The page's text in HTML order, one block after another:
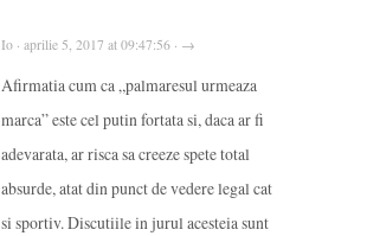
Io · aprilie 5, 2017 at 09:47:56 · →
Afirmatia cum ca „palmaresul urmeaza
marca” este cel putin fortata si, daca ar fi
adevarata, ar risca sa creeze spete total
absurde, atat din punct de vedere legal cat
si sportiv. Discutiile in jurul acesteia sunt